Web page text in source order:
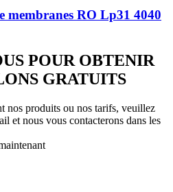
membranes RO Lp31 4040
POUR OBTENIR
GRATUITS
nos produits ou nos tarifs, veuillez
et nous vous contacterons dans les